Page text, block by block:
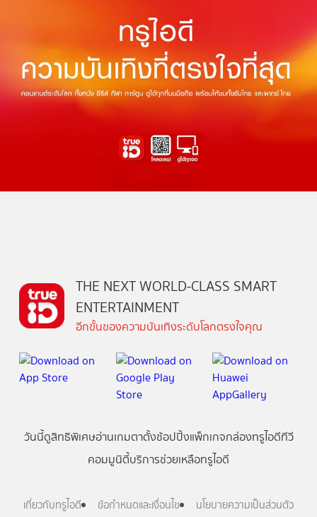
THE NEXT WORLD-CLASS SMART
ENTERTAINMENT
อีกขั้นของความบันเทิงระดับโลกตรงใจคุณ
วันนี้ดูสิทธิพิเศษอ่านเกมตาตั้งช้อปปิ้งแพ็กเกจกล่องทรูไอดีทีวี
คอมมูนิตี้บริการช่วยเหลือทรูไอดี
เกี่ยวกับทรูไอดี ข้อกำหนดและเงื่อนไข นโยบายความเป็นส่วนตัว